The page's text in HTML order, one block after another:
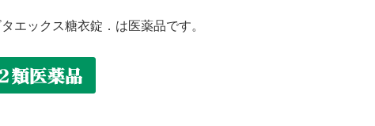
エックス糖衣錠．は医薬品です。